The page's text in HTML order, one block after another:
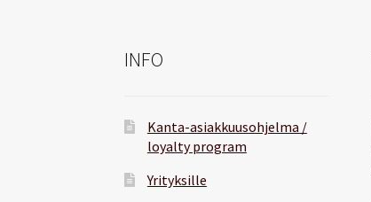
INFO
Kanta-asiakkuusohjelma /
loyalty program
Yrityksille